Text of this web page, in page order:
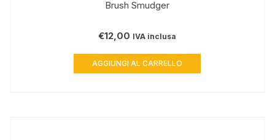
Brush Smudger
€12,00 IVA inclusa
AGGIUNGI AL CARRELLO